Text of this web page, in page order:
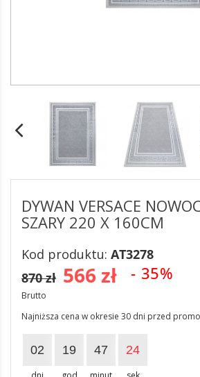
DYWAN VERSACE
SZARY 220 X 160CM
Kod produktu: AT3278
566 zł - 35%
870 zł
Brutto
Najniższa cena w okresie 30 dni przed
02 19 47 24